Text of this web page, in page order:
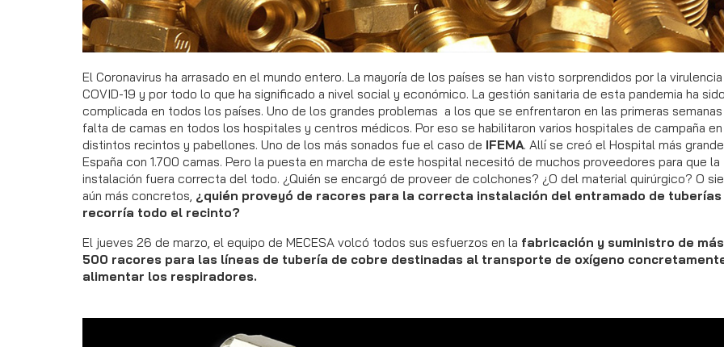
El Coronavirus ha arrasado en el mundo entero. La mayoría de los países se han visto sorprendidos por la
COVID-19 y por todo lo que ha significado a nivel social y económico. La gestión sanitaria de esta pandemia ha
complicada en todos los países. Uno de los grandes problemas a los que se enfrentaron en las primeras
falta de camas en todos los hospitales y centros médicos. Por eso se habilitaron varios hospitales de campaña en
distintos recintos y pabellones. Uno de los más sonados fue el caso de IFEMA. Allí se creó el Hospital más grande
España con 1.700 camas. Pero la puesta en marcha de este hospital necesitó de muchos proveedores para que la
instalación fuera correcta del todo. ¿Quién se encargó de proveer de colchones? ¿O del material quirúrgico? O
aún más concretos, ¿ quién proveyó de racores para la correcta instalación del entramado de tuberías
recorría todo el recinto?
El jueves 26 de marzo, el equipo de MECESA volcó todos sus esfuerzos en la fabricación y suministro de
500 racores para las líneas de tubería de cobre destinadas al transporte de oxígeno
alimentar los respiradores.